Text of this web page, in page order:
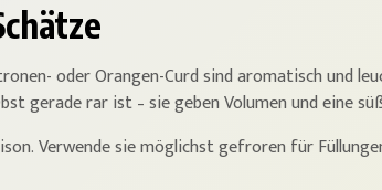
oder Orangen-Curd sind aromatisch und
gerade rar ist – sie geben Volumen und eine
Verwende sie möglichst gefroren für